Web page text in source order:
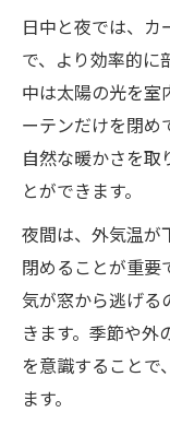
日中と夜では、カ
で、より効率的に
中は太陽の光を室
ーテンだけを閉め
自然な暖かさを取
とができます。
夜間は、外気温が
閉めることが重要
気が窓から逃げる
きます。季節や外
を意識することで
ます。